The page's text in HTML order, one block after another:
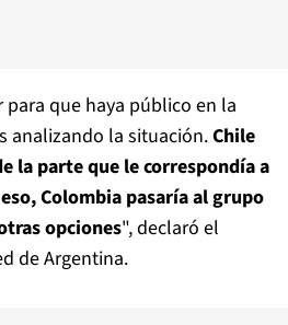
que haya público en la
analizando la situación.Chile
la parte que le correspondía a
Colombia pasaría al grupo
opciones", declaró el
de Argentina.